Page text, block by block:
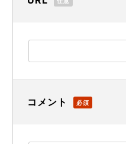
コメント 必須